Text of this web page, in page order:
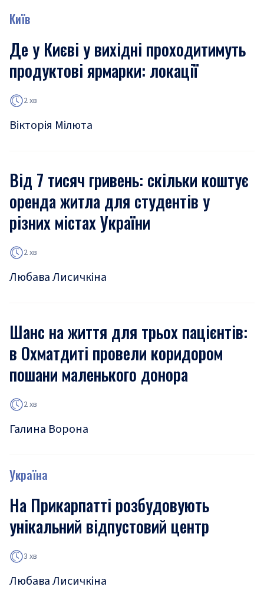
Київ
Де у Києві у вихідні проходитимуть
продуктові ярмарки: локації
2 хв
Вікторія Мілюта
Від 7 тисяч гривень: скільки коштує
оренда житла для студентів у
різних містах України
2 хв
Любава Лисичкіна
Шанс на життя для трьох пацієнтів:
в Охматдиті провели коридором
пошани маленького донора
2 хв
Галина Ворона
Україна
На Прикарпатті розбудовують
унікальний відпустовий центр
3 хв
Любава Лисичкіна